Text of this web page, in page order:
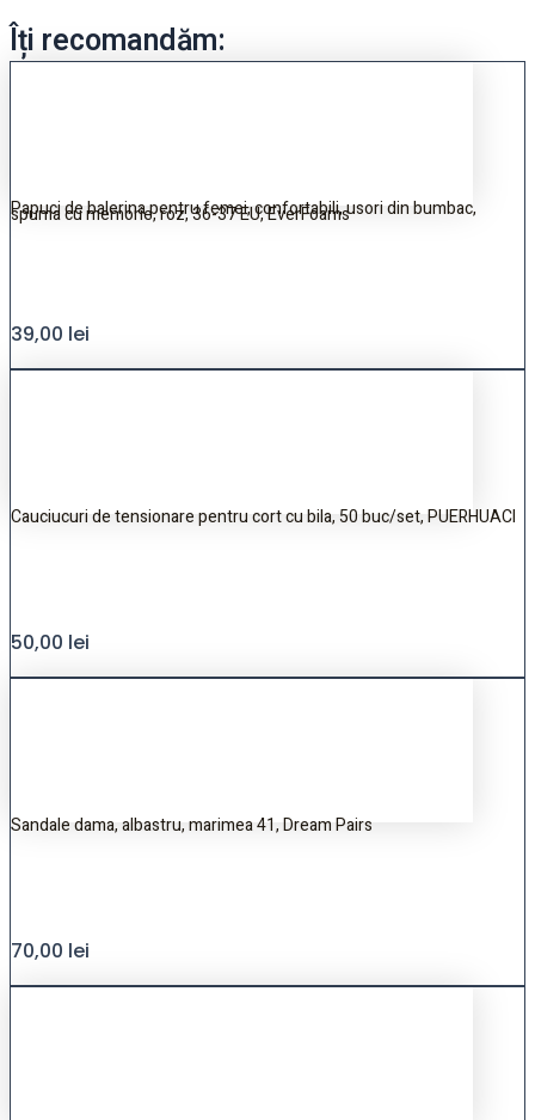
Îți recomandăm:
Papuci de balerina pentru femei, confortabili, usori din bumbac,
spuma cu memorie, roz, 36-37 EU, EverFoams
39,00 lei
Cauciucuri de tensionare pentru cort cu bila, 50 buc/set, PUERHUACI
50,00 lei
Sandale dama, albastru, marimea 41, Dream Pairs
70,00 lei